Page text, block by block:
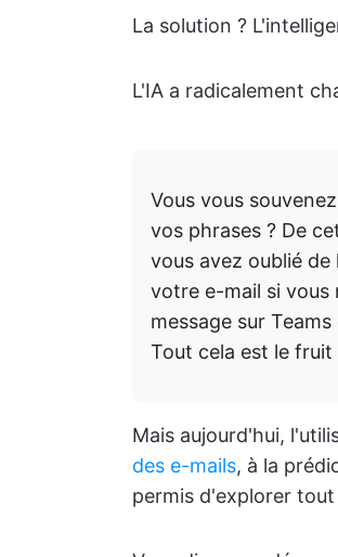
La solution ?
L'IA a radicalement
Vous vous
vos phrases ? De
vous avez oublié
votre e-mail si vous
message sur
Tout cela est le fruit
Mais aujourd'hui,
des e-mails, à la
permis d'explorer